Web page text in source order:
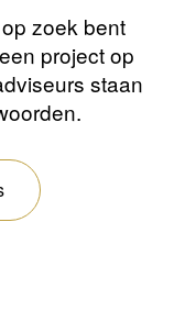
zoek bent
project op
staan